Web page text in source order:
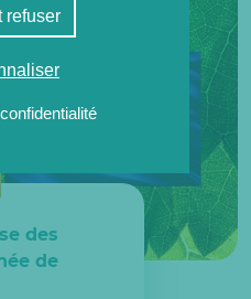
des
de
refuser